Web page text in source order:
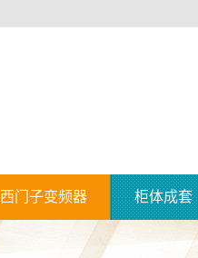
西门子变频器 柜体成套